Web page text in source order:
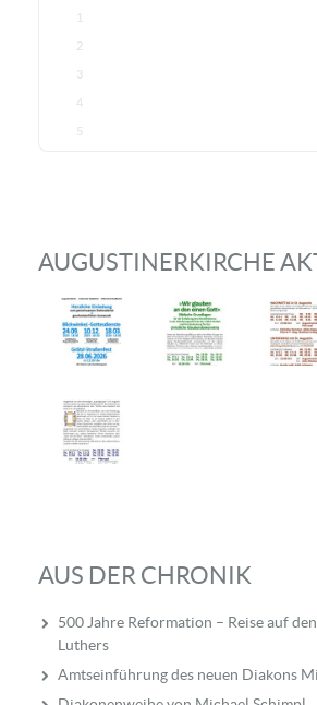
1
2
3
4
5
AUGUSTINERKIRCHE
AUS DER CHRONIK
500 Jahre Reformation – Reise auf
Luthers
Amtseinführung des neuen Diakons